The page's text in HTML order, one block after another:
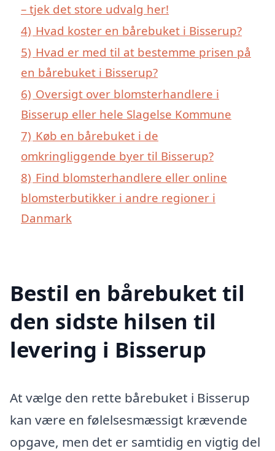
– tjek det store udvalg her!
4) Hvad koster en bårebuket i Bisserup?
5) Hvad er med til at bestemme prisen på
en bårebuket i Bisserup?
6) Oversigt over blomsterhandlere i
Bisserup eller hele Slagelse Kommune
7) Køb en bårebuket i de
omkringliggende byer til Bisserup?
8) Find blomsterhandlere eller online
blomsterbutikker i andre regioner i
Danmark
Bestil en bårebuket til
den sidste hilsen til
levering i Bisserup
At vælge den rette bårebuket i Bisserup
kan være en følelsesmæssigt krævende
opgave, men det er samtidig en vigtig del